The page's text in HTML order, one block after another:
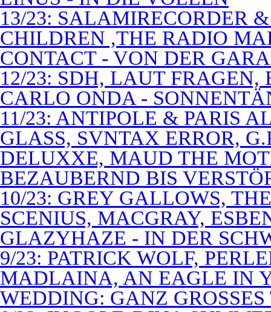
13/23: SALAMIRECORDER
CHILDREN ,THE RADIO
CONTACT - VON DER
12/23: SDH, LAUT
CARLO ONDA -
11/23: ANTIPOLE & PARIS
GLASS, SVNTAX ERROR,
DELUXXE, MAUD THE
BEZAUBERND BIS
10/23: GREY GALLOWS,
SCENIUS, MACGRAY,
GLAZYHAZE - IN DER
9/23: PATRICK WOLF,
MADLAINA, AN EAGLE IN
WEDDING: GANZ